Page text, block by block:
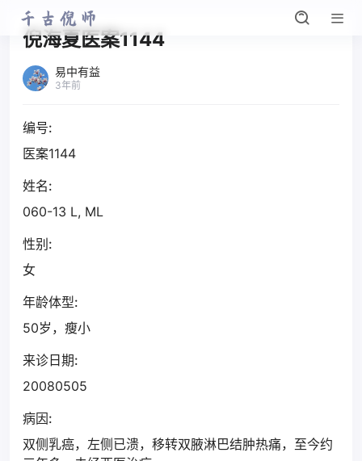
倪海夏医案1144
易中有益
3年前
编号:
医案1144
姓名:
060-13 L, ML
性别:
女
年龄体型:
50岁，瘦小
来诊日期:
20080505
病因:
双侧乳癌，左侧已溃，移转双腋淋巴结肿热痛，至今约